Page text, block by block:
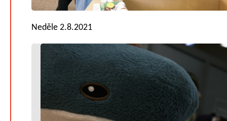
Neděle 2.8.2021